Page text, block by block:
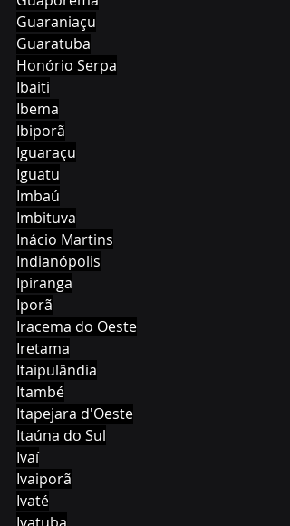
Guaraniaçu
Guaratuba
Honório Serpa
Ibaiti
Ibema
Ibiporã
Iguaraçu
Iguatu
Imbaú
Imbituva
Inácio Martins
Indianópolis
Ipiranga
Iporã
Iracema do Oeste
Iretama
Itaipulândia
Itambé
Itapejara d'Oeste
Itaúna do Sul
Ivaí
Ivaiporã
Ivaté